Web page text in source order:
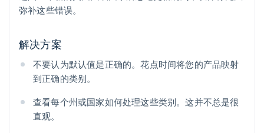
弥补这些错误。
解决方案
不要认为默认值是正确的。花点时间将您的产品映射
到正确的类别。
查看每个州或国家如何处理这些类别。这并不总是很
直观。